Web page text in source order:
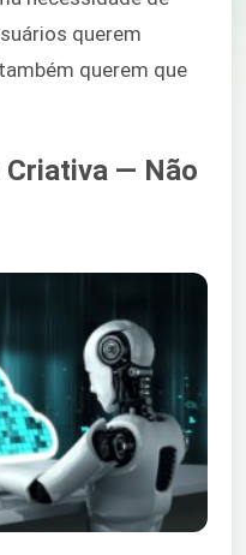
querem
querem que
— Não